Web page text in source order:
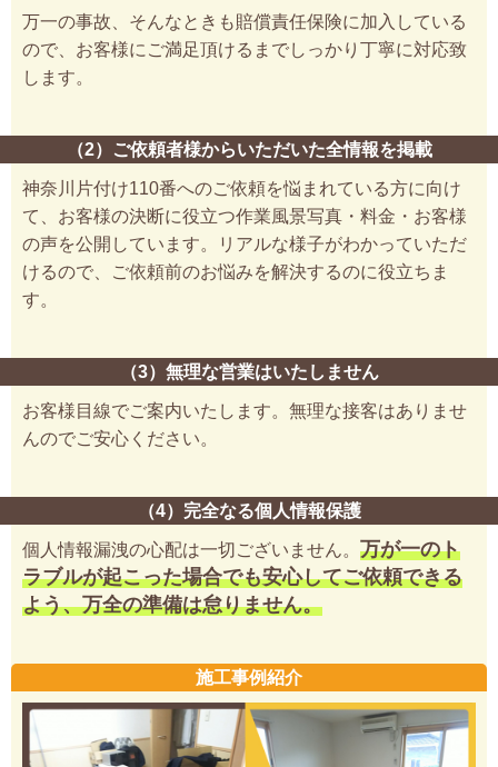
万一の事故、そんなときも賠償責任保険に加入している
ので、お客様にご満足頂けるまでしっかり丁寧に対応致
します。
（2）ご依頼者様からいただいた全情報を掲載
神奈川片付け110番へのご依頼を悩まれている方に向け
て、お客様の決断に役立つ作業風景写真・料金・お客様
の声を公開しています。リアルな様子がわかっていただ
けるので、ご依頼前のお悩みを解決するのに役立ちま
す。
（3）無理な営業はいたしません
お客様目線でご案内いたします。無理な接客はありませ
んのでご安心ください。
（4）完全なる個人情報保護
個人情報漏洩の心配は一切ございません。 万が一のト
ラブルが起こった場合でも安心してご依頼できる
よう、万全の準備は怠りません。
施工事例紹介